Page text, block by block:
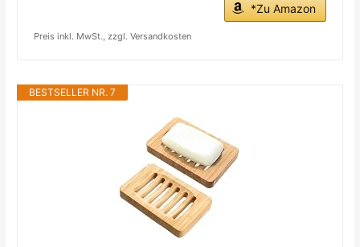
*Zu Amazon
Preis inkl. MwSt., zzgl. Versandkosten
BESTSELLER NR. 7